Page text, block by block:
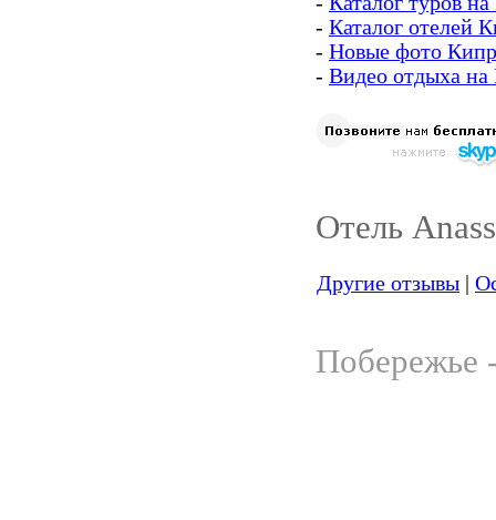
- Каталог отелей
- Новые фото
- Видео отдыха на
Отель
Другие отзывы
Побережье